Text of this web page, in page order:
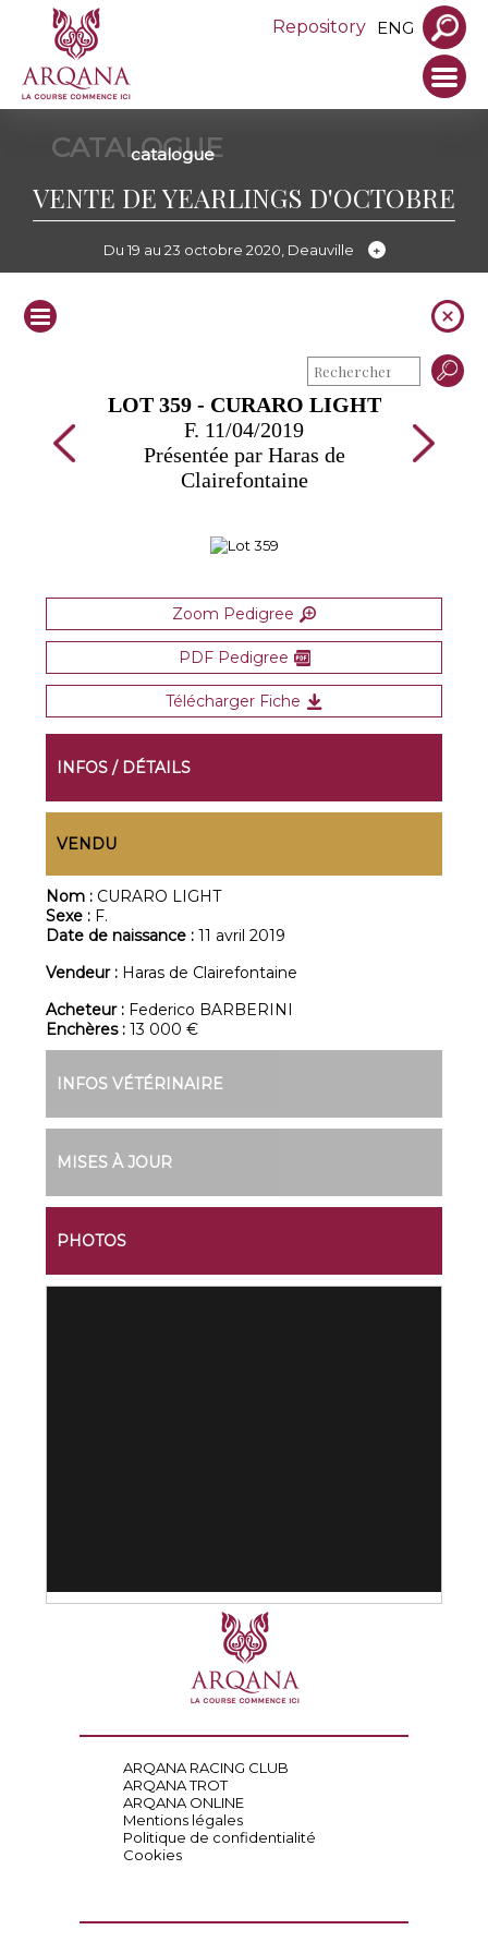
Repository ENG
CATALOGUE
catalogue
VENTE DE YEARLINGS D'OCTOBRE
Du 19 au 23 octobre 2020, Deauville
LOT 359 - CURARO LIGHT
F. 11/04/2019
Présentée par Haras de
Clairefontaine
Zoom Pedigree
PDF Pedigree
Télécharger Fiche
INFOS / DÉTAILS
VENDU
Nom : CURARO LIGHT
Sexe : F.
Date de naissance :11 avril 2019
Vendeur : Haras de Clairefontaine
Acheteur : Federico BARBERINI
Enchères :13 000 €
INFOS VÉTÉRINAIRE
MISES À JOUR
PHOTOS
ARQANA RACING CLUB
ARQANA TROT
ARQANA ONLINE
Mentions légales
Politique de confidentialité
Cookies